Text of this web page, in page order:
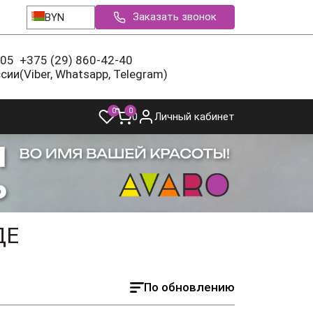
BYN Заказать звонок
+375 (29) 860-42-40
(Viber, Whatsapp, Telegram)
0 00 Личный кабинет
По обновлению